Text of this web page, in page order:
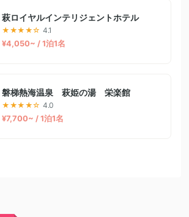
萩ロイヤルインテリジェントホテル
★★★★☆ 4.1
¥4,050~ / 1泊1名
磐梯熱海温泉 萩姫の湯 栄楽館
★★★★☆ 4.0
¥7,700~ / 1泊1名